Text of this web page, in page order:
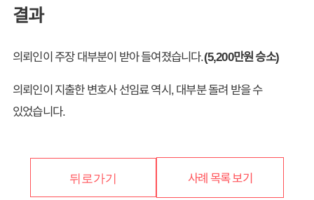
결과
의뢰인이 주장 대부분이 받아 들여졌습니다.(5,200만원 승소)
의뢰인이 지출한 변호사 선임료 역시, 대부분 돌려 받을 수
있었습니다.
뒤로가기 사례 목록 보기